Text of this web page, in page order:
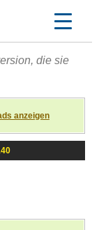
die sie
anzeigen